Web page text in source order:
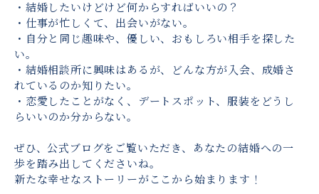
・結婚したいけどけど何からすればいいの？
・仕事が忙しくて、出会いがない。
・自分と同じ趣味や、優しい、おもしろい相手を探した
い。
・結婚相談所に興味はあるが、どんな方が入会、成婚さ
れているのか知りたい。
・恋愛したことがなく、デートスポット、服装をどうし
らいいのか分からない。
ぜひ、公式ブログをご覧いただき、あなたの結婚への一
歩を踏み出してくださいね。
新たな幸せなストーリーがここから始まります！